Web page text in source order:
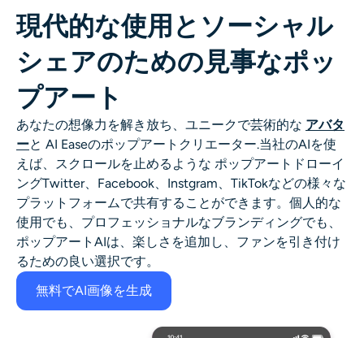
現代的な使用とソーシャル
シェアのための見事なポッ
プアート
あなたの想像力を解き放ち、ユニークで芸術的な アバタ
ーと AI Easeのポップアートクリエーター.当社のAIを使
えば、スクロールを止めるような ポップアート ドローイ
ングTwitter、Facebook、Instgram、TikTokなどの様々な
プラットフォームで共有することができます。個人的な
使用でも、プロフェッショナルなブランディングでも、
ポップアートAIは、楽しさを追加し、ファンを引き付け
るための良い選択です。
無料でAI画像を生成